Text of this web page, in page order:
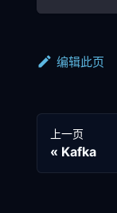
编辑此页
上一页
Kafka